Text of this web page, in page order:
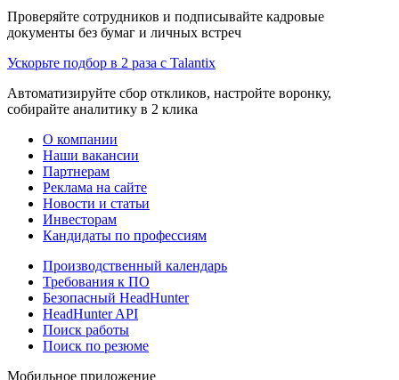
Проверяйте сотрудников и подписывайте кадровые
документы без бумаг и личных встреч
Ускорьте подбор в 2 раза с Talantix
Автоматизируйте сбор откликов, настройте воронку,
собирайте аналитику в 2 клика
О компании
Наши вакансии
Партнерам
Реклама на сайте
Новости и статьи
Инвесторам
Кандидаты по профессиям
Производственный календарь
Требования к ПО
Безопасный HeadHunter
HeadHunter API
Поиск работы
Поиск по резюме
Мобильное приложение